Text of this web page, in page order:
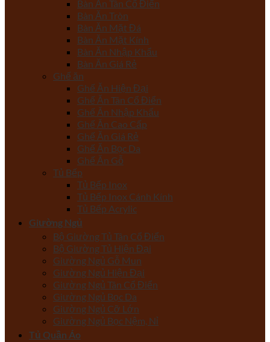
Bàn Ăn Tân Cổ Điển
Bàn Ăn Tròn
Bàn Ăn Mặt Đá
Bàn Ăn Mặt Kính
Bàn Ăn Nhập Khẩu
Bàn Ăn Giá Rẻ
Ghế ăn
Ghế Ăn Hiện Đại
Ghế Ăn Tân Cổ Điển
Ghế Ăn Nhập Khẩu
Ghế Ăn Cao Cấp
Ghế Ăn Giá Rẻ
Ghế Ăn Bọc Da
Ghế Ăn Gỗ
Tủ Bếp
Tủ Bếp Inox
Tủ Bếp Inox Cánh Kính
Tủ Bếp Acrylic
Giường Ngủ
Bộ Giường Tủ Tân Cổ Điển
Bộ Giường Tủ Hiện Đại
Giường Ngủ Gỗ Mun
Giường Ngủ Hiện Đại
Giường Ngủ Tân Cổ Điển
Giường Ngủ Bọc Da
Giường Ngủ Cỡ Lớn
Giường Ngủ Bọc Nệm, Nỉ
Tủ Quần Áo